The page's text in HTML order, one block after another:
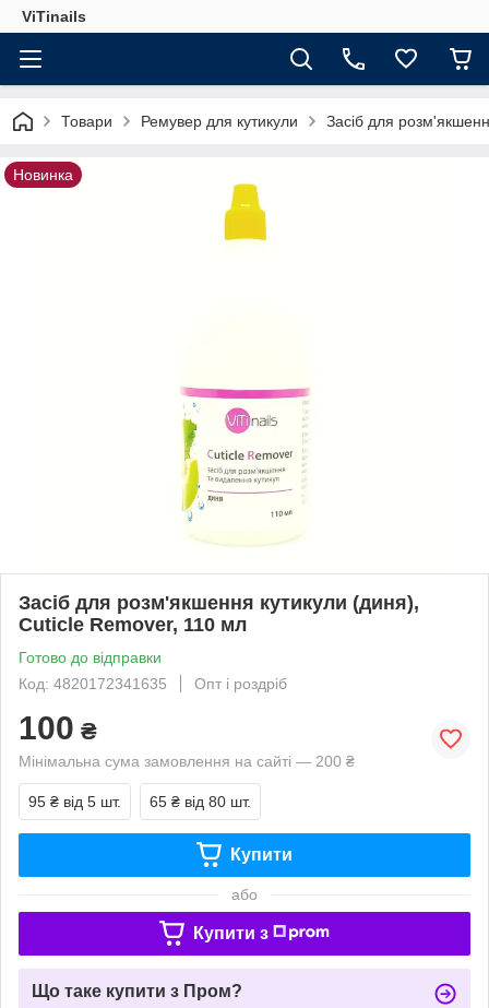
ViTinails
Товари Ремувер для кутикули Засіб для
Новинка
Засіб для розм'якшення кутикули (диня),
Cuticle Remover, 110 мл
Готово до відправки
Код: 4820172341635
Опт і роздріб
100 ₴
Мінімальна сума замовлення на сайті — 200 ₴
95 ₴ від 5 шт. 65 ₴ від 80 шт.
Купити
або
Купити з
Що таке купити з Пром?